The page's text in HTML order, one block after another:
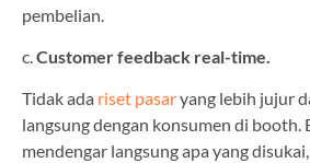
pembelian.
c.Customer feedback real-time.
Tidak ada riset pasaryang lebih jujur
langsung dengan konsumen di booth.
mendengar langsung apa yang